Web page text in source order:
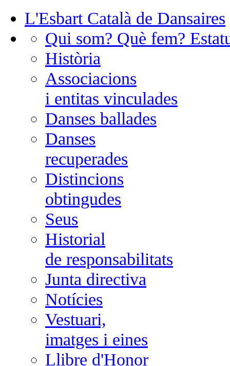
L'Esbart Català de Dansaires
Qui som? Què fem?
Història
Associacions
i entitas vinculades
Danses ballades
Danses
recuperades
Distincions
obtingudes
Seus
Historial
de responsabilitats
Junta directiva
Notícies
Vestuari,
imatges i eines
Llibre d'Honor